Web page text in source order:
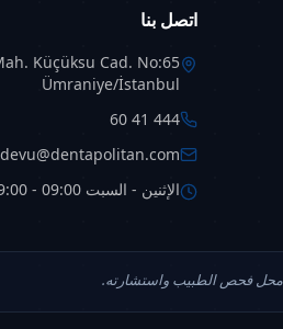
اتصل بنا
Küçüksu Cad. No:65
Ümraniye/İstanbul
444 41 60
الإثنين - السبت 09:00 - 19:00
محل فحص الطبيب واستشارته.